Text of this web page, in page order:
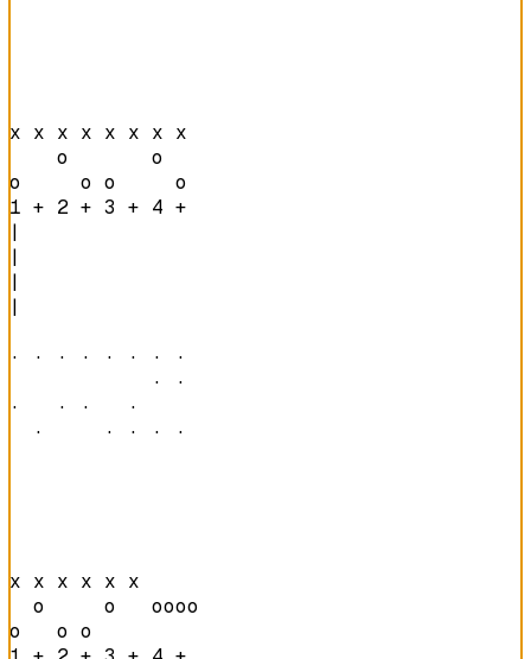
x x x x x x x x
    o       o
o     o o     o
1 + 2 + 3 + 4 +
|
|
|
|
· · · · · · · ·
            · ·
·   · ·   ·
  ·     · · · ·
x x x x x x
  o     o   oooo
o   o o